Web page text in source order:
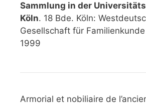
Sammlung in der
Köln. 18 Bde. Köln:
Gesellschaft für
1999
Armorial et nobiliaire de